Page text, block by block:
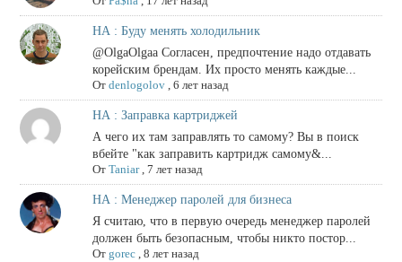
НА : Буду менять холодильник
@OlgaOlgaa Согласен, предпочтение надо отдавать
корейским брендам. Их просто менять каждые...
От denlogolov, 6 лет назад
НА : Заправка картриджей
А чего их там заправлять то самому? Вы в поиск
вбейте "как заправить картридж самому&...
От Taniar, 7 лет назад
НА : Менеджер паролей для бизнеса
Я считаю, что в первую очередь менеджер паролей
должен быть безопасным, чтобы никто постор...
От gorec, 8 лет назад